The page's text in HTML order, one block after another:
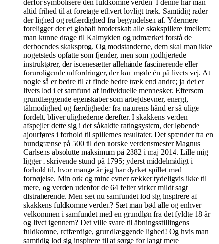
derfor symbolisere den fuldkomne verden. I denne har man
altid frihed til at foretage ethvert lovligt træk. Samtidig råder
der lighed og retfærdighed fra begyndelsen af. Ydermere
foreligger der et globalt broderskab alle skakspillere imellem;
man kunne drage til Kalmykien og udmærket forstå de
derboendes skaksprog. Og modstanderne, dem skal man ikke
nogetsteds opfatte som fjender, men som godhjertede
instruktører, der iscenesætter allehånde fascinerende eller
foruroligende udfordringer, der kan møde én på livets vej. At
nogle så er bedre til at finde bedre træk end andre; ja det er
livets lod i et samfund af individuelle mennesker. Eftersom
grundlæggende egenskaber som arbejdsevner, energi,
tålmodighed og færdigheder fra naturens hånd er så ulige
fordelt, bliver ulighederne derefter. I skakkens verden
afspejler dette sig i det såkaldte ratingsystem, der løbende
ajourføres i forhold til spillernes resultater. Det spænder fra en
bundgrænse på 500 til den norske verdensmester Magnus
Carlsens absolutte maksimum på 2882 i maj 2014. Lille mig
ligger i skrivende stund på 1795; yderst middelmådigt i
forhold til, hvor mange år jeg har dyrket spillet med
fornøjelse. Min ork og mine evner rækker tydeligvis ikke til
mere, og verden udenfor de 64 felter virker mildt sagt
distraherende. Men sæt nu samfundet lod sig inspirere af
skakkens fuldkomne verden? Sæt man bød alle og enhver
velkommen i samfundet med en grundløn fra det fyldte 18 år
og livet igennem? Det ville svare til åbningsstillingens
fuldkomne, retfærdige, grundlæggende lighed! Og hvis man
samtidig lod sig inspirere til at sørge for langt mere